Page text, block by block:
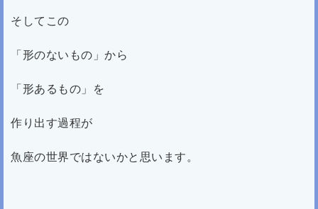
そしてこの
「形のないもの」から
「形あるもの」を
作り出す過程が
魚座の世界ではないかと思います。